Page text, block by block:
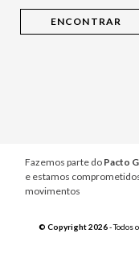
Fazemos parte do Pacto
e estamos
movimentos
© Copyright 2026- Todos